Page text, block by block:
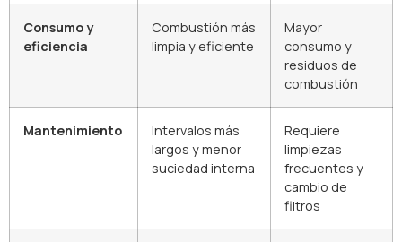
Consumo y
eficiencia
Combustión más
limpia y eficiente
Mayor
consumo y
residuos de
combustión
Mantenimiento
Intervalos más
largos y menor
suciedad interna
Requiere
limpiezas
frecuentes y
cambio de
filtros